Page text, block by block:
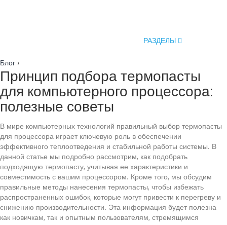
РАЗДЕЛЫ
Блог ›
Принцип подбора термопасты
для компьютерного процессора:
полезные советы
В мире компьютерных технологий правильный выбор термопасты
для процессора играет ключевую роль в обеспечении
эффективного теплоотведения и стабильной работы системы. В
данной статье мы подробно рассмотрим, как подобрать
подходящую термопасту, учитывая ее характеристики и
совместимость с вашим процессором. Кроме того, мы обсудим
правильные методы нанесения термопасты, чтобы избежать
распространенных ошибок, которые могут привести к перегреву и
снижению производительности. Эта информация будет полезна
как новичкам, так и опытным пользователям, стремящимся